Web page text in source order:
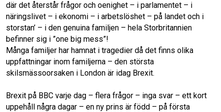
där det återstår frågor och oenighet – i parlamentet – i
näringslivet – i ekonomi – i arbetslöshet – på landet och i
storstan’ – i den genuina familjen – hela Storbritannien
befinner sig i ”one big mess”!
Många familjer har hamnat i tragedier då det finns olika
uppfattningar inom familjerna – den största
skilsmässoorsaken i London är idag Brexit.
Brexit på BBC varje dag – flera frågor – inga svar – ett kort
uppehåll några dagar – en ny prins är född – på första